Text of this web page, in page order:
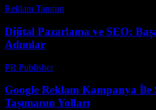
Reklam Tanıtım
Dijital Pazarlama ve SEO:
Adımlar
PR Publisher-
Google Reklam Kampanya İle
Taşımanın Yolları